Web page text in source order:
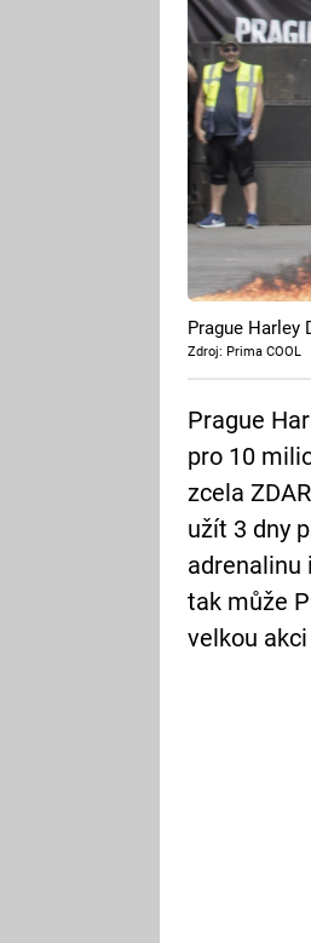
Prague Harley
Zdroj: Prima COOL
Prague
pro 10
zcela
užít 3 dny
adrenalinu
tak může
velkou